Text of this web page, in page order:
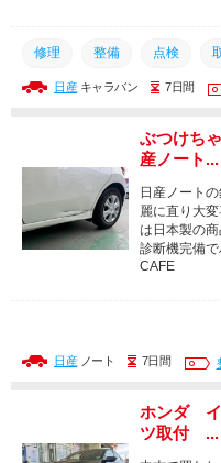
修理 整備 点検
日産キャラバン 7日間
ぶつけち
産ノート...
日産ノート
麗に直り大
は日本製の
診断機完備
CAFE
日産ノート 7日間
ホンダ イ
ツ取付 ...